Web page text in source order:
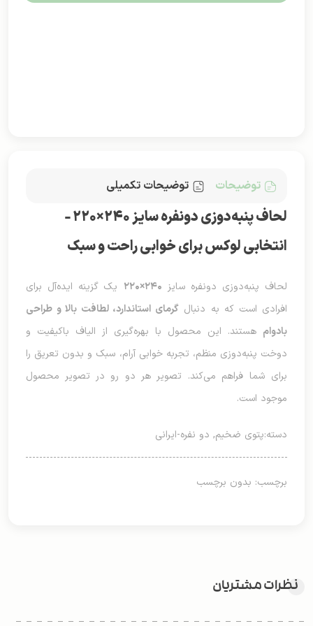
توضیحات توضیحات تکمیلی
لحاف پنبه‌دوزی دونفره سایز ۲۴۰×۲۲۰ –
انتخابی لوکس برای خوابی راحت و سبک
لحاف پنبه‌دوزی دونفره سایز ۲۴۰×۲۲۰
یک گزینه ایده‌آل برای
افرادی است که به دنبال گرمای استاندارد، لطافت بالا و طراحی
بادوام هستند. این محصول با بهره‌گیری از الیاف باکیفیت و
دوخت پنبه‌دوزی منظم، تجربه خوابی آرام، سبک و بدون تعریق را
برای شما فراهم می‌کند. تصویر هر دو رو در تصویر محصول
موجود است.
دسته:پتوی ضخیم, دو نفره-ایرانی
برچسب: بدون برچسب
نظرات مشتریان